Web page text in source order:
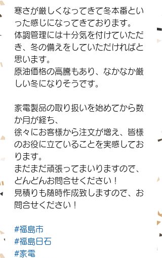
寒さが厳しくなってきて冬本番とい
った感じになってきております。
体調管理には十分気を付けていただ
き、冬の備えをしていただければと
思います。
原油価格の高騰もあり、なかなか厳
しい冬になりそうです。
家電製品の取り扱いを始めてから数
か月が経ち、
徐々にお客様から注文が増え、皆様
のお役に立ていることを実感してお
ります。
まだまだ頑張ってまいりますので、
どんどんお問合せください！
見積りも随時作成致しますので、お
問合せください！
#福島市
#福島日石
#家電